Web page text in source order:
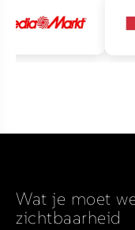
Wat je moet
zichtbaarheid